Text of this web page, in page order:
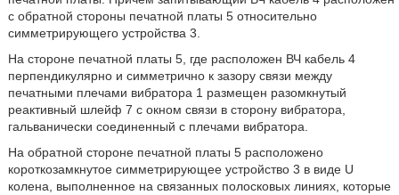
с обратной стороны печатной платы 5 относительно
симметрирующего устройства 3.
На стороне печатной платы 5, где расположен ВЧ кабель 4
перпендикулярно и симметрично к зазору связи между
печатными плечами вибратора 1 размещен разомкнутый
реактивный шлейф 7 с окном связи в сторону вибратора,
гальванически соединенный с плечами вибратора.
На обратной стороне печатной платы 5 расположено
короткозамкнутое симметрирующее устройство 3 в виде U
колена, выполненное на связанных полосковых линиях, которые